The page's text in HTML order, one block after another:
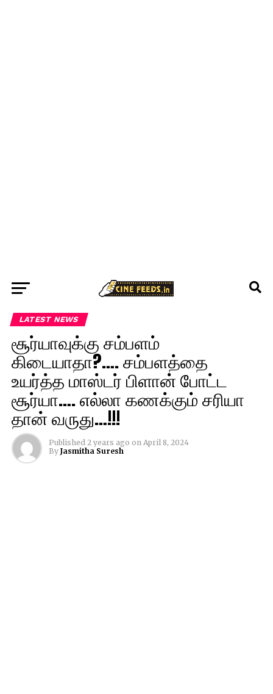
LATEST NEWS
சூர்யாவுக்கு சம்பளம்
கிடையாதா?…. சம்பளத்தை
உயர்த்த மாஸ்டர் பிளான் போட்ட
சூர்யா…. எல்லா கணக்கும் சரியா
தான் வருது…!!!
Published 2 years ago on April 8, 2024
By Jasmitha Suresh